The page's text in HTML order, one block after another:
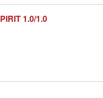
1.0/1.0